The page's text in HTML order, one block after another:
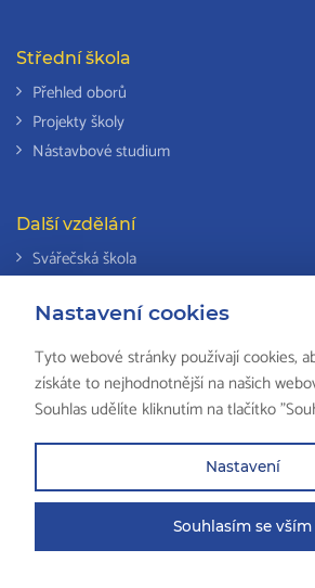
Nastavení cookies
Tyto webové stránky používají cookies,
získáte to nejhodnotnější na našich
Souhlas udělíte kliknutím na tlačítko
Nastavení
Souhlasím se vším
Střední škola
Přehled oborů
Projekty školy
Nástavbové studium
Další vzdělání
Svářečská škola
Národní soustava kvalifikací
Computers
Partneři školy
Mapa stránek Právní